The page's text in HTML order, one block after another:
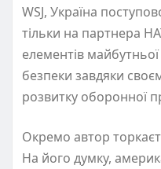
WSJ, Україна
тільки на партнера
елементів
безпеки завдяки
розвитку оборонної
Окремо автор
На його думку,